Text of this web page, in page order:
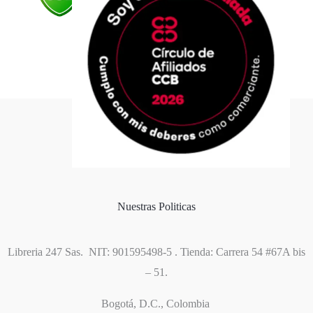
Formas de pago
Nuestras Politicas
Libreria 247 Sas. NIT: 901595498-5 . Tienda: Carrera 54 #67A bis
– 51.
Bogotá, D.C., Colombia